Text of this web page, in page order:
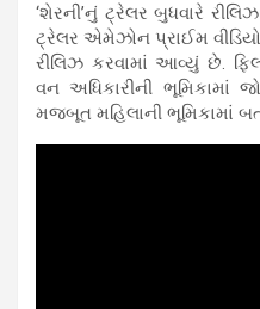
‘શેરની’નું ટ્રેલર બુધવારે
ટ્રેલર એમેઝોન પ્રાઈમ
રીલિઝ કરવામાં આવ્યું છે.
વન અધિકારીની ભૂમિકામાં
મજબૂત મહિલાની ભૂમિકામાં